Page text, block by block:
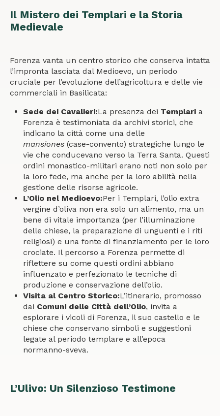
Il Mistero dei Templari e la Storia
Medievale
Forenza vanta un centro storico che conserva intatta
l’impronta lasciata dal Medioevo, un periodo
cruciale per l’evoluzione dell’agricoltura e delle vie
commerciali in Basilicata:
Sede dei Cavalieri:La presenza dei Templari a
Forenza è testimoniata da archivi storici, che
indicano la città come una delle
mansiones (case-convento) strategiche lungo le
vie che conducevano verso la Terra Santa. Questi
ordini monastico-militari erano noti non solo per
la loro fede, ma anche per la loro abilità nella
gestione delle risorse agricole.
L’Olio nel Medioevo:Per i Templari, l’olio extra
vergine d’oliva non era solo un alimento, ma un
bene di vitale importanza (per l’illuminazione
delle chiese, la preparazione di unguenti e i riti
religiosi) e una fonte di finanziamento per le loro
crociate. Il percorso a Forenza permette di
riflettere su come questi ordini abbiano
influenzato e perfezionato le tecniche di
produzione e conservazione dell’olio.
Visita al Centro Storico:L’itinerario, promosso
dai Comuni delle Città dell’Olio, invita a
esplorare i vicoli di Forenza, il suo castello e le
chiese che conservano simboli e suggestioni
legate al periodo templare e all’epoca
normanno-sveva.
L’Ulivo: Un Silenzioso Testimone